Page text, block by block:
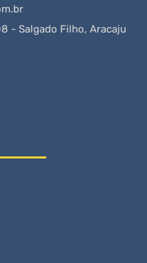
- Salgado Filho, Aracaju